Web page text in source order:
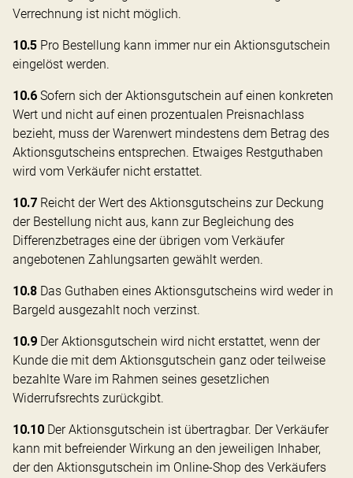
Verrechnung ist nicht möglich.
10.5 Pro Bestellung kann immer nur ein Aktionsgutschein
eingelöst werden.
10.6 Sofern sich der Aktionsgutschein auf einen konkreten
Wert und nicht auf einen prozentualen Preisnachlass
bezieht, muss der Warenwert mindestens dem Betrag des
Aktionsgutscheins entsprechen. Etwaiges Restguthaben
wird vom Verkäufer nicht erstattet.
10.7 Reicht der Wert des Aktionsgutscheins zur Deckung
der Bestellung nicht aus, kann zur Begleichung des
Differenzbetrages eine der übrigen vom Verkäufer
angebotenen Zahlungsarten gewählt werden.
10.8 Das Guthaben eines Aktionsgutscheins wird weder in
Bargeld ausgezahlt noch verzinst.
10.9 Der Aktionsgutschein wird nicht erstattet, wenn der
Kunde die mit dem Aktionsgutschein ganz oder teilweise
bezahlte Ware im Rahmen seines gesetzlichen
Widerrufsrechts zurückgibt.
10.10 Der Aktionsgutschein ist übertragbar. Der Verkäufer
kann mit befreiender Wirkung an den jeweiligen Inhaber,
der den Aktionsgutschein im Online-Shop des Verkäufers